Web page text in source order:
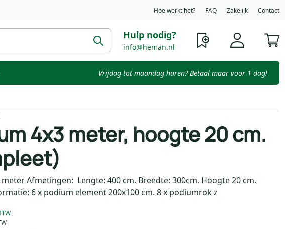
Hoe werkt het? FAQ Zakelijk Contact
Hulp nodig?
info@heman.nl
Vrijdag tot maandag huren? Betaal maar voor 1 dag!
4x3 meter, hoogte 20 cm.
meter Afmetingen: Lengte: 400 cm. Breedte: 300cm. Hoogte 20 cm.
6 x podium element 200x100 cm. 8 x podiumrok z